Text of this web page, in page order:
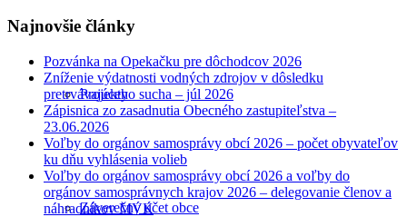
Projekty
Záverečný účet obce
Najnovšie články
Pozvánka na Opekačku pre dôchodcov 2026
Zníženie výdatnosti vodných zdrojov v dôsledku
pretrvávajúceho sucha – júl 2026
Zápisnica zo zasadnutia Obecného zastupiteľstva –
23.06.2026
Voľby do orgánov samosprávy obcí 2026 – počet obyvateľov
ku dňu vyhlásenia volieb
Voľby do orgánov samosprávy obcí 2026 a voľby do
orgánov samosprávnych krajov 2026 – delegovanie členov a
náhradníkov MVK